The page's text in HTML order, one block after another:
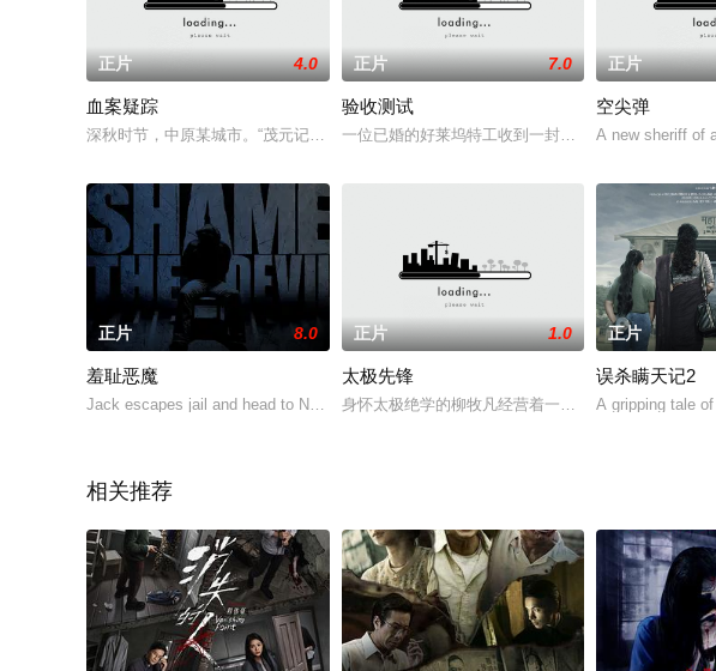
正片 4.0
血案疑踪
深秋时节，中原某城市。“茂元记”店铺火光冲天，消防车和警车呼啸而至，经足迹专家祁
正片 7.0
验收测试
一位已婚的好莱坞特工收到一封关于匿名性接触的神
正片
空尖弹
A new sheriff of
正片 8.0
羞耻恶魔
Jack escapes jail and head to New York city to track down an
正片 1.0
太极先锋
身怀太极绝学的柳牧凡经营着一家武馆，一身正气的
正片
误杀瞒天记2
A gripping tale
相关推荐